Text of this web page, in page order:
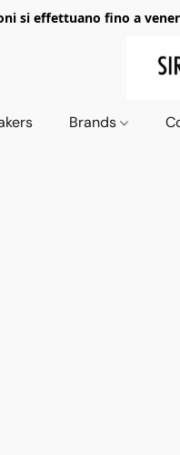
si effettuano fino a
Brands